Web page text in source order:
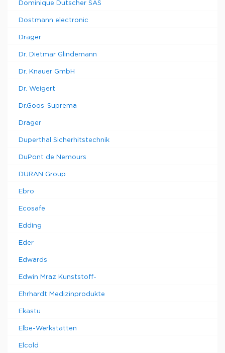
Dominique Dutscher SAS
Dostmann electronic
Dräger
Dr. Dietmar Glindemann
Dr. Knauer GmbH
Dr. Weigert
Dr.Goos-Suprema
Drager
Duperthal Sicherhitstechnik
DuPont de Nemours
DURAN Group
Ebro
Ecosafe
Edding
Eder
Edwards
Edwin Mraz Kunststoff-
Ehrhardt Medizinprodukte
Ekastu
Elbe-Werkstatten
Elcold